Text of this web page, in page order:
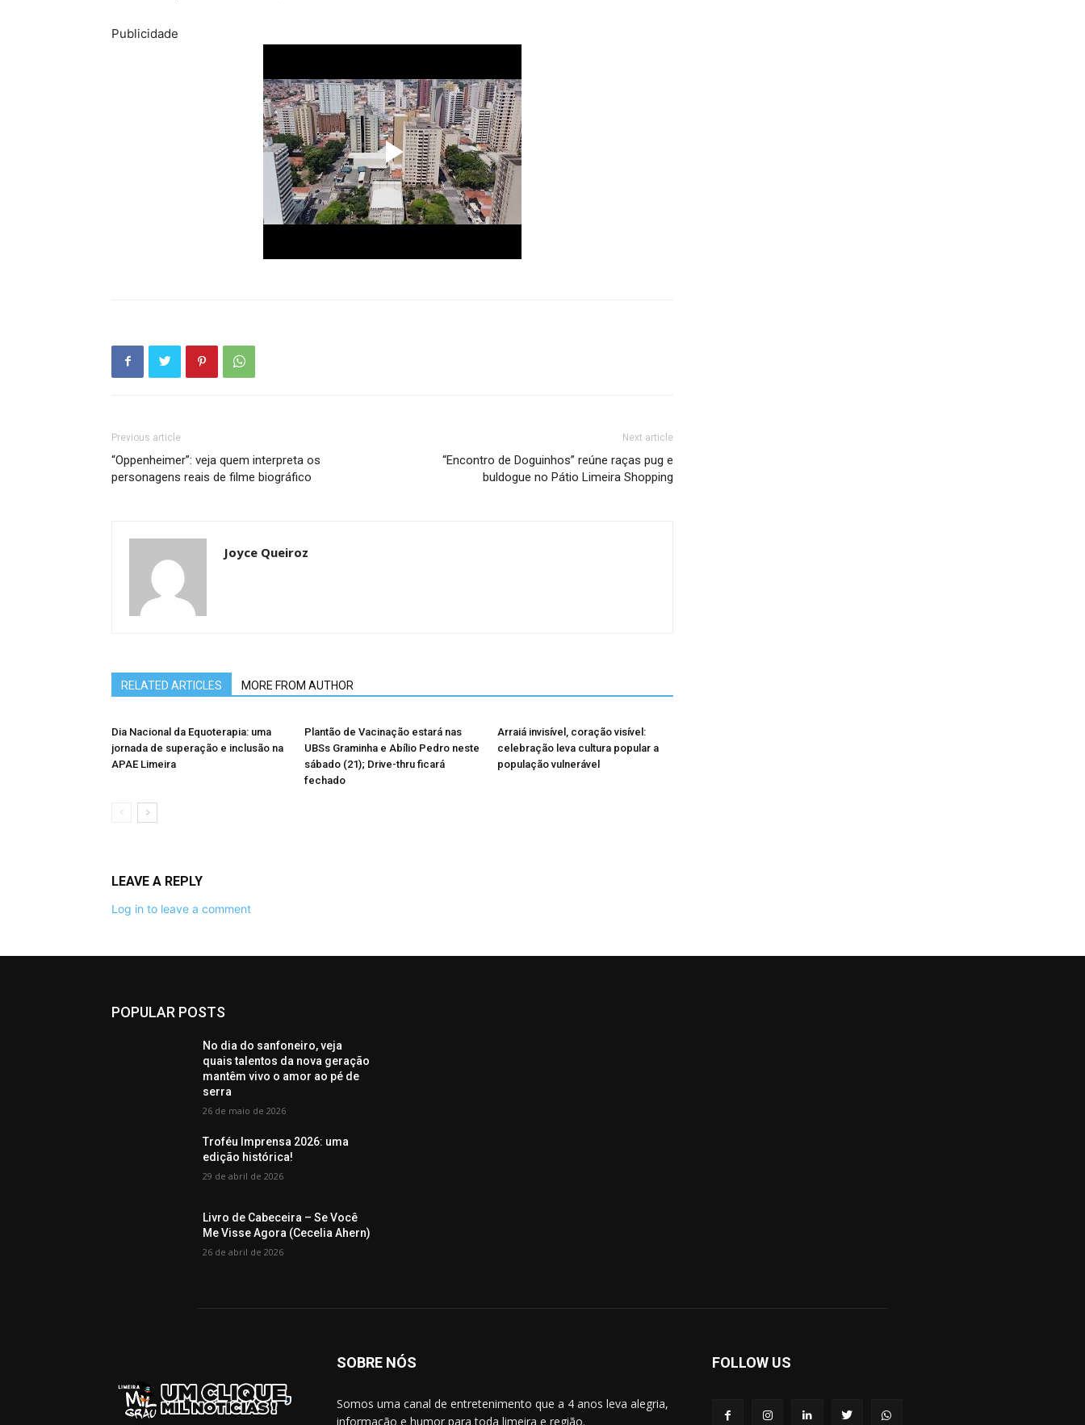
Publicidade
Previous article
“Oppenheimer”: veja quem interpreta os
personagens reais de filme biográfico
Next article
“Encontro de Doguinhos” reúne raças pug e
buldogue no Pátio Limeira Shopping
Joyce Queiroz
RELATED ARTICLES MORE FROM AUTHOR
Dia Nacional da Equoterapia: uma
jornada de superação e inclusão na
APAE Limeira
Plantão de Vacinação estará nas
UBSs Graminha e Abílio Pedro neste
sábado (21); Drive-thru ficará
fechado
Arraiá invisível, coração visível:
celebração leva cultura popular a
população vulnerável
LEAVE A REPLY
Log in to leave a comment
POPULAR POSTS
No dia do sanfoneiro, veja
quais talentos da nova geração
mantêm vivo o amor ao pé de
serra
26 de maio de 2026
Troféu Imprensa 2026: uma
edição histórica!
29 de abril de 2026
Livro de Cabeceira – Se Você
Me Visse Agora (Cecelia Ahern)
26 de abril de 2026
SOBRE NÓS
Somos uma canal de entretenimento que a 4 anos leva alegria,
informação e humor para toda limeira e região.
FOLLOW US